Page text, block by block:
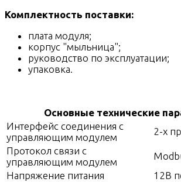
Комплектность поставки:
плата модуля;
корпус "мыльница";
руководство по эксплуатации;
упаковка.
Основные технические
Интерфейс соединения с
управляющим модулем
2-х
Протокол связи с
управляющим модулем
Напряжение питания
12В